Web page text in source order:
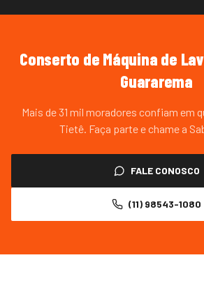
Conserto de Máquina de
Guararema
Mais de 31 mil moradores confiam em
Tietê. Faça parte e chame a
FALE CONOSCO
(11) 98543-1080